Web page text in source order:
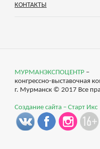
КОНТАКТЫ
МУРМАНЭКСПОЦЕНТР –
конгрессно-выставочная
г. Мурманск © 2017 Все
Создание сайта – Старт Икс